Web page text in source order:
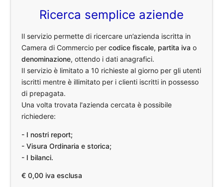
Ricerca semplice aziende
Il servizio permette di ricercare un’azienda iscritta in
Camera di Commercio percodice fiscale, partita iva o
denominazione, ottendo i dati anagrafici.
Il servizio è limitato a 10 richieste al giorno per gli utenti
iscritti mentre è illimitato per i clienti iscritti in possesso
di prepagata.
Una volta trovata l'azienda cercata è possibile
richiedere:
- I nostri report;
- Visura Ordinaria e storica;
- I bilanci.
€ 0,00 iva esclusa